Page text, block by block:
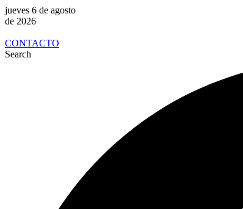
jueves 6 de agosto
de 2026
CONTACTO
Search